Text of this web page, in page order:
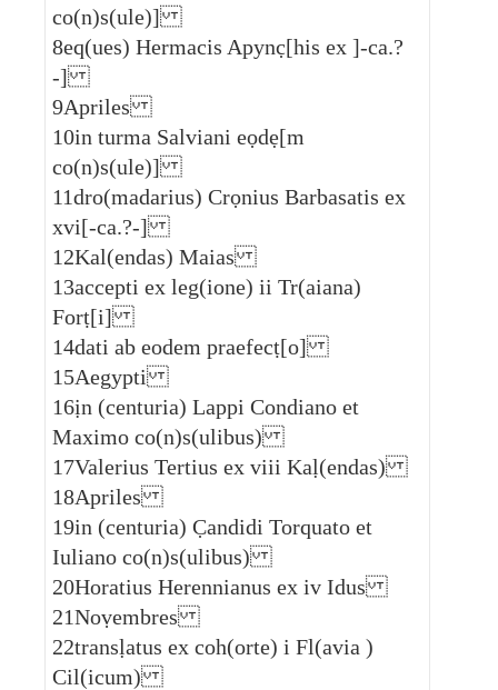
co(n)s(ule)]
8eq(ues) Hermacis Apync̣[his ex ]-ca.?
-]
9Apriles
10in turma Salviani eọdẹ[m
co(n)s(ule)]
11dro(madarius) Crọnius Barbasatis ex
xvi[-ca.?-]
12Kal(endas) Maias
13accepti ex leg(ione) ii Tr(aiana)
Forṭ[i]
14dati ab eodem praefecṭ[o]
15Aegypti
16ịn (centuria) Lappi Condiano et
Maximo co(n)s(ulibus)
17Valerius Tertius ex viii Kaḷ(endas)
18Apriles
19in (centuria) C̣andidi Torquato et
Iuliano co(n)s(ulibus)
20Horatius Herennianus ex iv Idus
21Noṿembres
22transḷatus ex coh(orte) i Fl(avia )
Cil(icum)